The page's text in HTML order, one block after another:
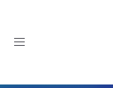
Toggle